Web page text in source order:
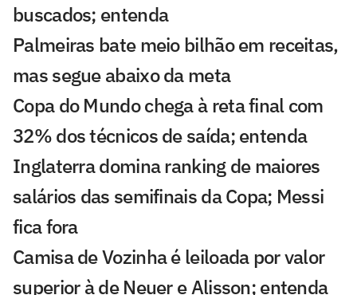
buscados; entenda
Palmeiras bate meio bilhão em receitas,
mas segue abaixo da meta
Copa do Mundo chega à reta final com
32% dos técnicos de saída; entenda
Inglaterra domina ranking de maiores
salários das semifinais da Copa; Messi
fica fora
Camisa de Vozinha é leiloada por valor
superior à de Neuer e Alisson; entenda